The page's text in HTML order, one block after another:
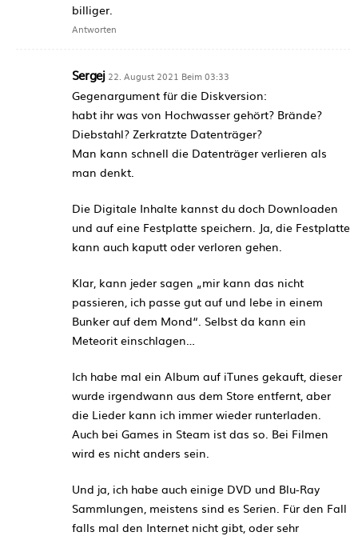
billiger.
Antworten
Sergej 22. August 2021 Beim 03:33
Gegenargument für die Diskversion:
habt ihr was von Hochwasser gehört? Brände?
Diebstahl? Zerkratzte Datenträger?
Man kann schnell die Datenträger verlieren als
man denkt.
Die Digitale Inhalte kannst du doch Downloaden
und auf eine Festplatte speichern. Ja, die Festplatte
kann auch kaputt oder verloren gehen.
Klar, kann jeder sagen „mir kann das nicht
passieren, ich passe gut auf und lebe in einem
Bunker auf dem Mond“. Selbst da kann ein
Meteorit einschlagen…
Ich habe mal ein Album auf iTunes gekauft, dieser
wurde irgendwann aus dem Store entfernt, aber
die Lieder kann ich immer wieder runterladen.
Auch bei Games in Steam ist das so. Bei Filmen
wird es nicht anders sein.
Und ja, ich habe auch einige DVD und Blu-Ray
Sammlungen, meistens sind es Serien. Für den Fall
falls mal den Internet nicht gibt, oder sehr